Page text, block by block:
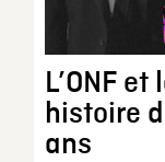
L’ONF
histoire
ans